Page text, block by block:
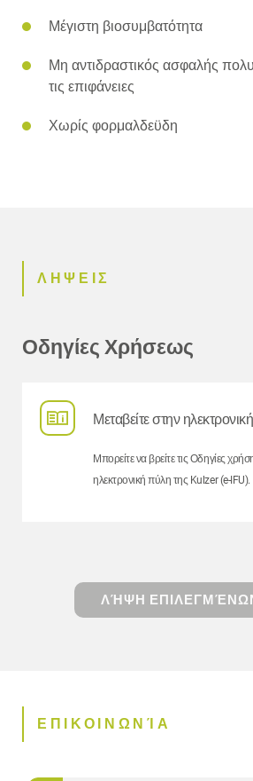
Μέγιστη βιοσυμβατότητα
Μη αντιδραστικός ασφαλής
τις επιφάνειες
Χωρίς φορμαλδεϋδη
ΛΗΨΕΙΣ
Οδηγίες Χρήσεως
Μεταβείτε στην
Μπορείτε να βρείτε τις Οδηγίες
ηλεκτρονική πύλη της Kulzer (e-IFU).
ΛΉΨΗ
ΕΠΙΚΟΙΝΩΝΊΑ